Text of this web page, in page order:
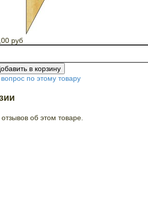
руб
по этому товару
об этом товаре.